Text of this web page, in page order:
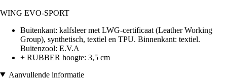
WING EVO-SPORT
Buitenkant: kalfsleer met LWG-certificaat (Leather Working
Group), synthetisch, textiel en TPU. Binnenkant: textiel.
Buitenzool: E.V.A
+ RUBBER hoogte: 3,5 cm
Aanvullende informatie